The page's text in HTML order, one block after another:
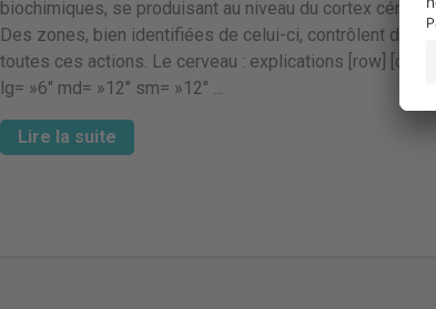
biochimiques, se produisant au niveau du cortex
Des zones, bien identifiées de celui-ci, contrôlent donc
toutes ces actions. Le cerveau : explications [row]
lg= »6″ md= »12″ sm= »12″ …
Lire la suite